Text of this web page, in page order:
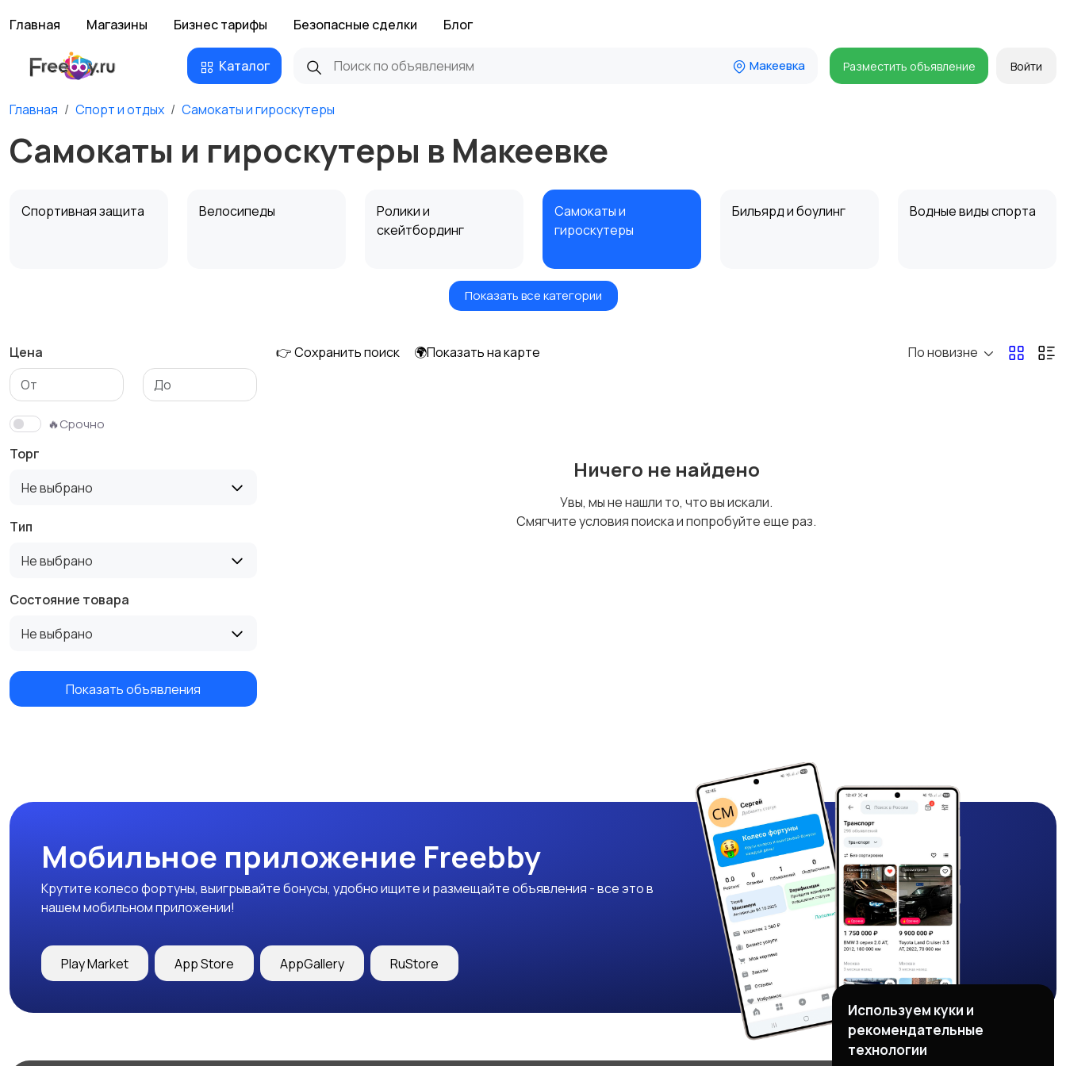
Главная Магазины Бизнес тарифы Безопасные сделки Блог
Каталог Макеевка Разместить объявление Войти
Главная Спорт и отдых Самокаты и гироскутеры
Самокаты и гироскутеры в Макеевке
Спортивная защита Велосипеды
Ролики и
скейтбординг
Самокаты и
гироскутеры
Бильярд и боулинг Водные виды спорта
Игры с мячом Охота и рыбалка
Тренажеры и фитнес Спортивное питание
Показать все категории
Цена
🔥Срочно
Торг
Не выбрано
Тип
Не выбрано
Состояние товара
Не выбрано
Показать объявления
👉 Сохранить поиск 🌍Показать на карте По новизне
Ничего не найдено
Увы, мы не нашли то, что вы искали.
Смягчите условия поиска и попробуйте еще раз.
Мобильное приложение Freebby
Крутите колесо фортуны, выигрывайте бонусы, удобно ищите и размещайте объявления - все это в
нашем мобильном приложении!
Play Market App Store AppGallery RuStore
Используем куки и
рекомендательные
технологии